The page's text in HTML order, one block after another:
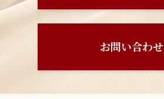
お問い合わせ